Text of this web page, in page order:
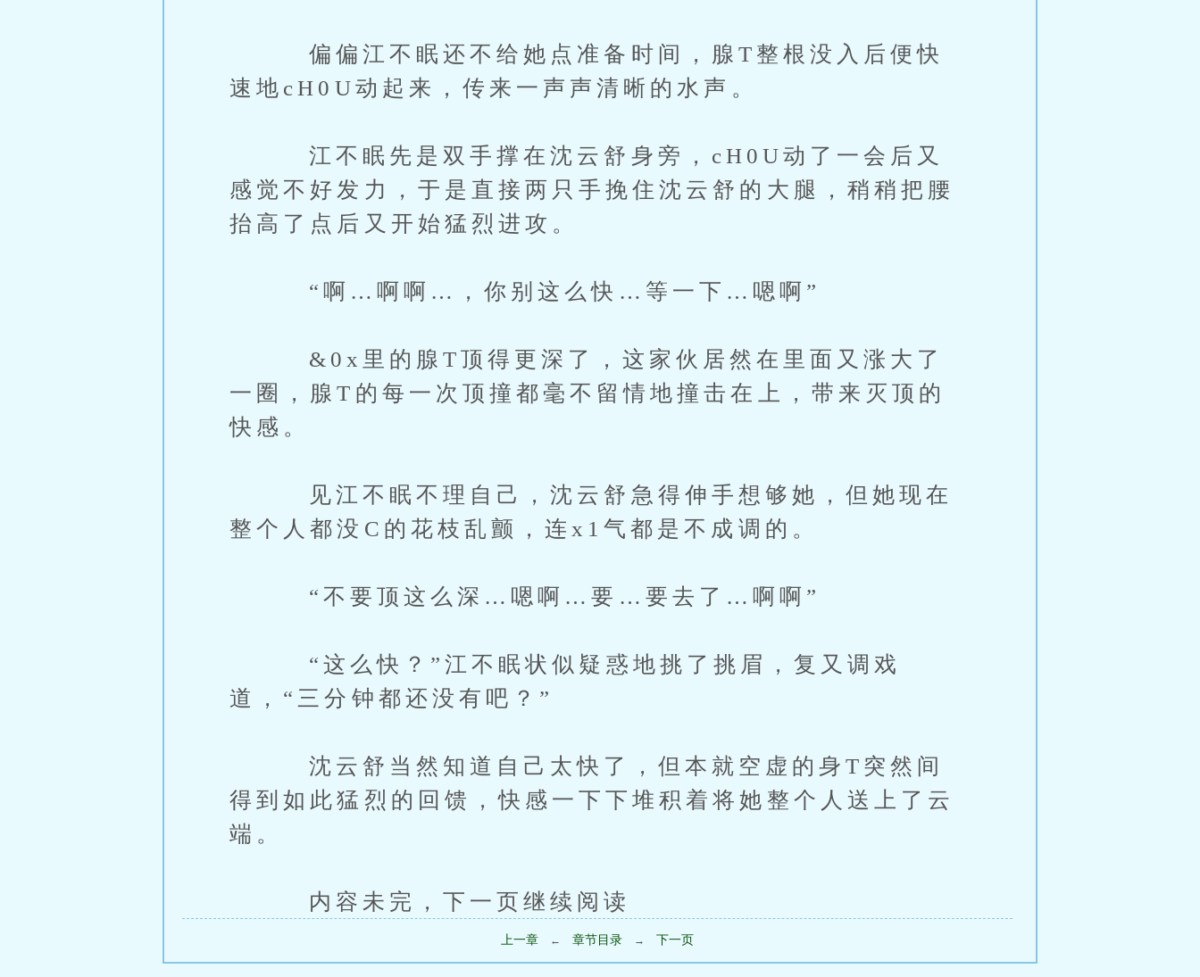
偏偏江不眠还不给她点准备时间，腺T整根没入后便快
速地cH0U动起来，传来一声声清晰的水声。
江不眠先是双手撑在沈云舒身旁，cH0U动了一会后又
感觉不好发力，于是直接两只手挽住沈云舒的大腿，稍稍把腰
抬高了点后又开始猛烈进攻。
“啊…啊啊…，你别这么快…等一下…嗯啊”
&0x里的腺T顶得更深了，这家伙居然在里面又涨大了
一圈，腺T的每一次顶撞都毫不留情地撞击在上，带来灭顶的
快感。
见江不眠不理自己，沈云舒急得伸手想够她，但她现在
整个人都没C的花枝乱颤，连x1气都是不成调的。
“不要顶这么深…嗯啊…要…要去了…啊啊”
“这么快？”江不眠状似疑惑地挑了挑眉，复又调戏
道，“三分钟都还没有吧？”
沈云舒当然知道自己太快了，但本就空虚的身T突然间
得到如此猛烈的回馈，快感一下下堆积着将她整个人送上了云
端。
内容未完，下一页继续阅读
上一章 ← 章节目录 → 下一页